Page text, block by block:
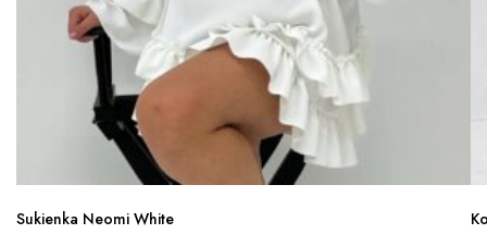
Sukienka Neomi White